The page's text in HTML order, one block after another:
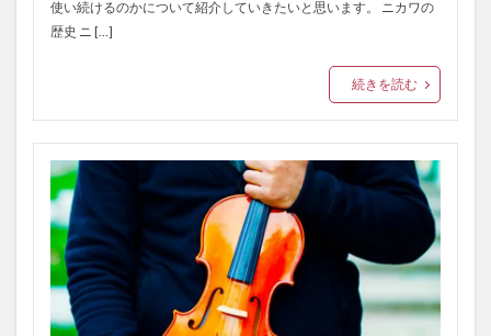
使い続けるのかについて紹介していきたいと思います。 ニカワの
歴史 ニ […]
続きを読む